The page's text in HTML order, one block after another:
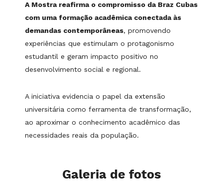
A Mostra reafirma o compromisso da Braz Cubas
com uma formação acadêmica conectada às
demandas contemporâneas, promovendo
experiências que estimulam o protagonismo
estudantil e geram impacto positivo no
desenvolvimento social e regional.
A iniciativa evidencia o papel da extensão
universitária como ferramenta de transformação,
ao aproximar o conhecimento acadêmico das
necessidades reais da população.
Galeria de fotos